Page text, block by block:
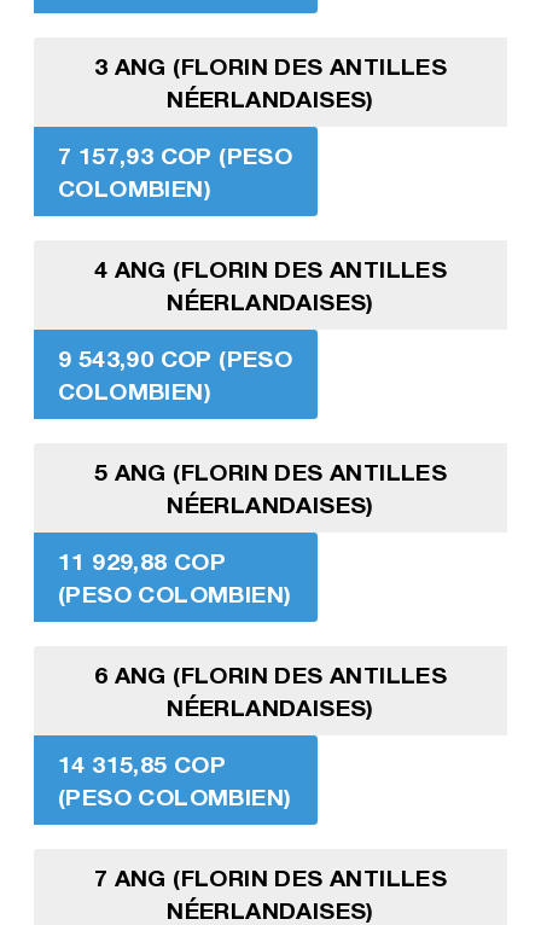
3 ANG (FLORIN DES ANTILLES
NÉERLANDAISES)
7 157,93 COP (PESO
COLOMBIEN)
4 ANG (FLORIN DES ANTILLES
NÉERLANDAISES)
9 543,90 COP (PESO
COLOMBIEN)
5 ANG (FLORIN DES ANTILLES
NÉERLANDAISES)
11 929,88 COP
(PESO COLOMBIEN)
6 ANG (FLORIN DES ANTILLES
NÉERLANDAISES)
14 315,85 COP
(PESO COLOMBIEN)
7 ANG (FLORIN DES ANTILLES
NÉERLANDAISES)